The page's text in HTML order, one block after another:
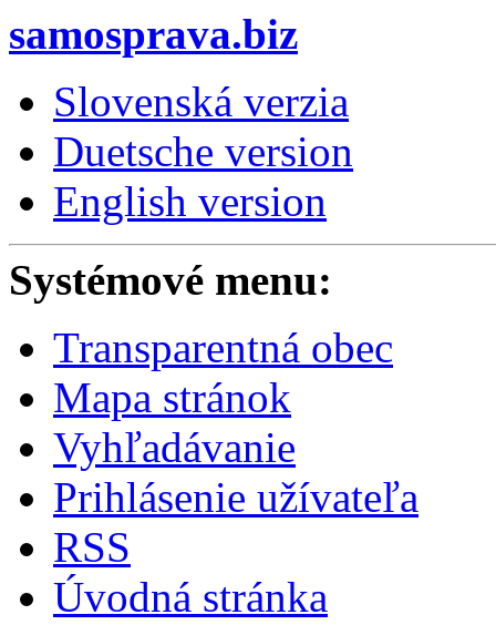
samosprava.biz
Slovenská verzia
Duetsche version
English version
Systémové menu:
Transparentná obec
Mapa stránok
Vyhľadávanie
Prihlásenie užívateľa
RSS
Úvodná stránka